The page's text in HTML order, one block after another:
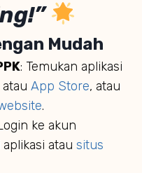
Mudah
: Temukan aplikasi
atau App Store, atau
.
ke akun
atau situs